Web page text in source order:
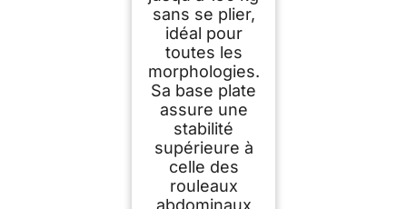
sans se plier,
idéal pour
toutes les
morphologies.
Sa base plate
assure une
stabilité
supérieure à
celle des
rouleaux
abdominaux